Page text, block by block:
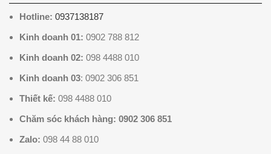
Hotline: 0937138187
Kinh doanh 01: 0902 788 812
Kinh doanh 02: 098 4488 010
Kinh doanh 03: 0902 306 851
Thiết kế: 098 4488 010
Chăm sóc khách hàng: 0902 306 851
Zalo: 098 44 88 010